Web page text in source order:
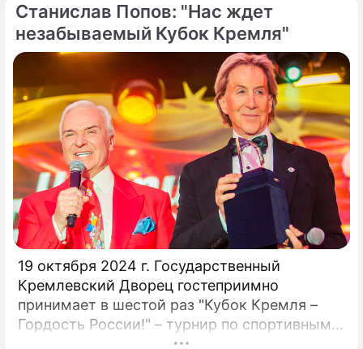
народный артист России Станислав Попов.
Станислав Попов: "Нас ждет
незабываемый Кубок Кремля"
19 октября 2024 г. Государственный
Кремлевский Дворец гостеприимно
принимает в шестой раз "Кубок Кремля –
Гордость России!" – турнир по спортивным
бальным танцам! Кубок Кремля – главный